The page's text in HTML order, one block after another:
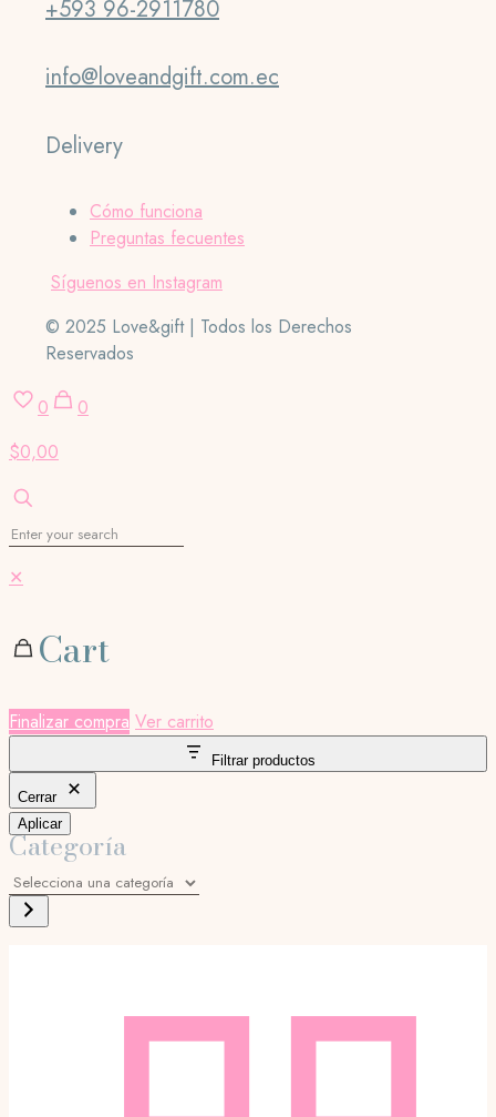
+593 96-2911780
info@loveandgift.com.ec
Delivery
Cómo funciona
Preguntas fecuentes
Síguenos en Instagram
© 2025 Love&gift | Todos los Derechos
Reservados
0
0
$0,00
✕
Cart
Finalizar compra Ver carrito
Filtrar productos
Cerrar
Aplicar
Categoría
Selecciona
una
categoría